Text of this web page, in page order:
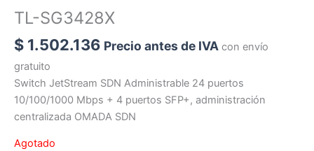
TL-SG3428X
$ 1.502.136 Precio antes de IVA con envío
gratuito
Switch JetStream SDN Administrable 24 puertos
10/100/1000 Mbps + 4 puertos SFP+, administración
centralizada OMADA SDN
Agotado